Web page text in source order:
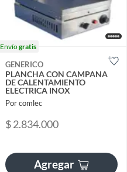
Envíogratis
GENERICO
PLANCHA CON CAMPANA
DE CALENTAMIENTO
ELECTRICA INOX
Por comlec
$ 2.834.000
Agregar